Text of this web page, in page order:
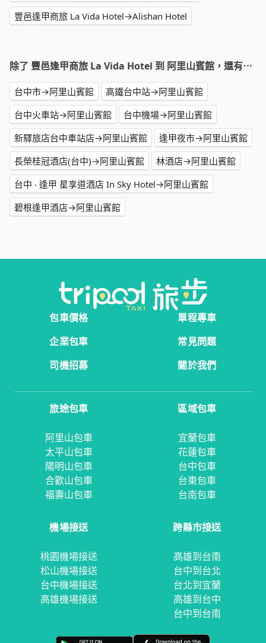
豐邑逢甲商旅 La Vida Hotel→Alishan Hotel
除了 豐邑逢甲商旅 La Vida Hotel 到 阿里山賓館，還有⋯
台中市→阿里山賓館
高鐵台中站→阿里山賓館
台中火車站→阿里山賓館
台中機場→阿里山賓館
新驛旅店台中車站店→阿里山賓館
逢甲夜市→阿里山賓館
長榮桂冠酒店(台中)→阿里山賓館
林酒店→阿里山賓館
台中 ‧ 逢甲 星享道酒店 In Sky Hotel→阿里山賓館
碧根逢甲酒店→阿里山賓館
包車價格
單程專車
企業包車
常見問題
司機招募
關於我們
旅途包車
阿里山包車
太平山包車
陽明山包車
合歡山包車
福壽山包車
區域包車
宜蘭包車
花蓮包車
台中包車
台東包車
台南包車
機場接送
桃園機場接送
松山機場接送
台中機場接送
高雄機場接送
跨縣市接送
高雄到台南
台中到台北
台北到宜蘭
高雄到台中
台中到台南